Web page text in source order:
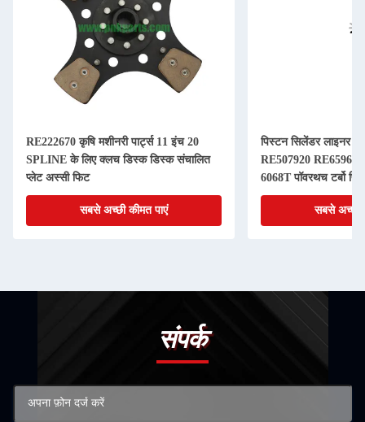
RE222670 कृषि मशीनरी पार्ट्स 11 इंच 20
SPLINE के लिए क्लच डिस्क डिस्क संचालित
प्लेट अस्सी फिट
सबसे अच्छी कीमत पाएं
पिस्टन सिलेंडर लाइनर
RE507920 RE65967
6068T पॉवरथच टर्बो
सबसे अच्छी
संपर्क